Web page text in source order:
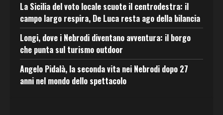
La Sicilia del voto locale scuote il centrodestra: il
campo largo respira, De Luca resta ago della bilancia
Longi, dove i Nebrodi diventano avventura: il borgo
che punta sul turismo outdoor
Angelo Pidalà, la seconda vita nei Nebrodi dopo 27
anni nel mondo dello spettacolo